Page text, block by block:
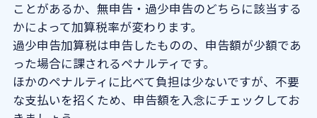
ことがあるか、無申告・過少申告のどちらに該当する
かによって加算税率が変わります。
過少申告加算税は申告したものの、申告額が少額であ
った場合に課されるペナルティです。
ほかのペナルティに比べて負担は少ないですが、不要
な支払いを招くため、申告額を入念にチェックしてお